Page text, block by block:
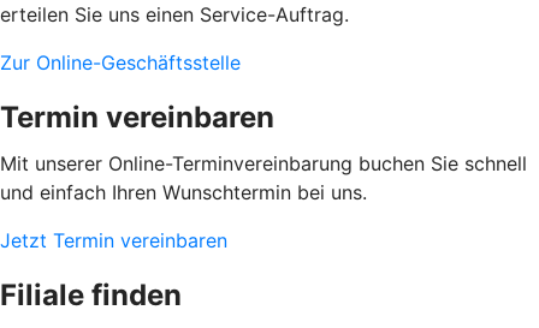
erteilen Sie uns einen Service-Auftrag.
Zur Online-Geschäftsstelle
Termin vereinbaren
Mit unserer Online-Terminvereinbarung buchen Sie schnell
und einfach Ihren Wunschtermin bei uns.
Jetzt Termin vereinbaren
Filiale finden